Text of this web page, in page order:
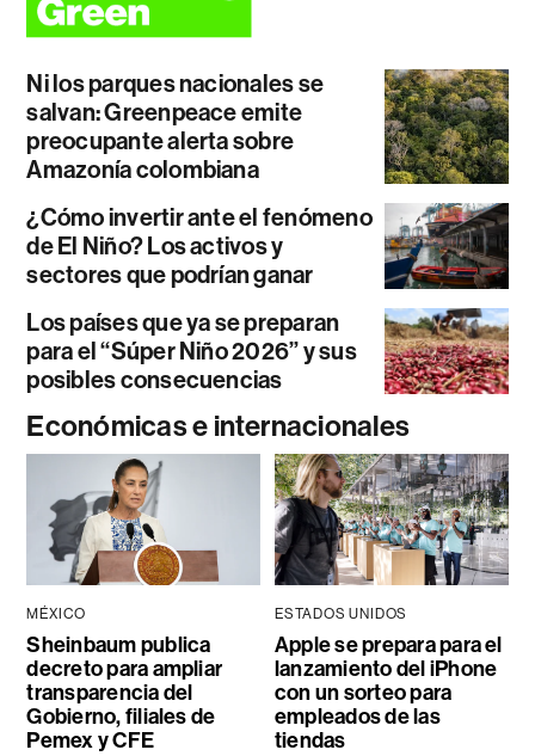
Ni los parques nacionales se
salvan: Greenpeace emite
preocupante alerta sobre
Amazonía colombiana
¿Cómo invertir ante el fenómeno
de El Niño? Los activos y
sectores que podrían ganar
Los países que ya se preparan
para el “Súper Niño 2026” y sus
posibles consecuencias
Económicas e internacionales
MÉXICO
Sheinbaum publica
decreto para ampliar
transparencia del
Gobierno, filiales de
Pemex y CFE
ESTADOS UNIDOS
Apple se prepara para el
lanzamiento del iPhone
con un sorteo para
empleados de las
tiendas